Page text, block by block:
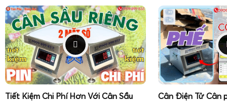
Tiết Kiệm Chi Phí Hơn Với Cân Sầu
Cân Điện Tử Cân